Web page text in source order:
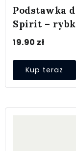
Podstawka
Spirit –
19.90 zł
Kup teraz